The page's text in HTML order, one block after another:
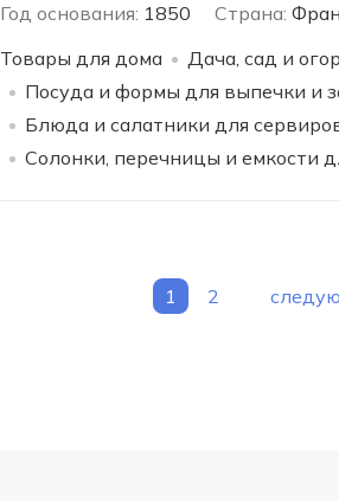
Год основания: 1850 Страна:
Товары для дома
Дача, сад и
Посуда и формы для выпечки и
Блюда и салатники для
Солонки, перечницы и емкости
1 2